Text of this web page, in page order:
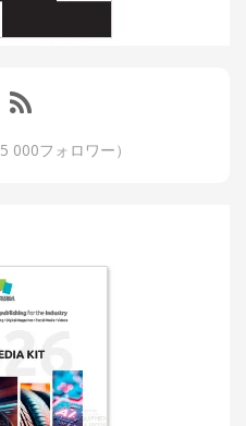
000フォロワー）